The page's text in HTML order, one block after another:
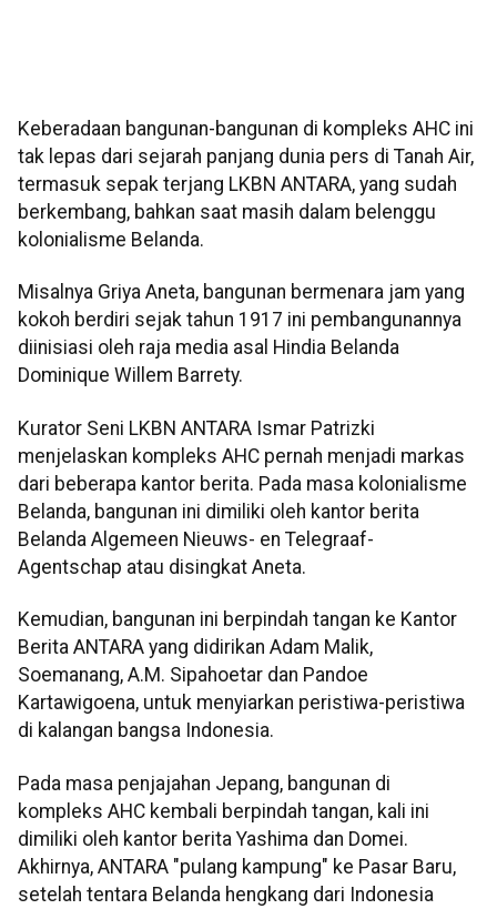
Keberadaan bangunan-bangunan di kompleks AHC ini
tak lepas dari sejarah panjang dunia pers di Tanah Air,
termasuk sepak terjang LKBN ANTARA, yang sudah
berkembang, bahkan saat masih dalam belenggu
kolonialisme Belanda.
Misalnya Griya Aneta, bangunan bermenara jam yang
kokoh berdiri sejak tahun 1917 ini pembangunannya
diinisiasi oleh raja media asal Hindia Belanda
Dominique Willem Barrety.
Kurator Seni LKBN ANTARA Ismar Patrizki
menjelaskan kompleks AHC pernah menjadi markas
dari beberapa kantor berita. Pada masa kolonialisme
Belanda, bangunan ini dimiliki oleh kantor berita
Belanda Algemeen Nieuws- en Telegraaf-
Agentschap atau disingkat Aneta.
Kemudian, bangunan ini berpindah tangan ke Kantor
Berita ANTARA yang didirikan Adam Malik,
Soemanang, A.M. Sipahoetar dan Pandoe
Kartawigoena, untuk menyiarkan peristiwa-peristiwa
di kalangan bangsa Indonesia.
Pada masa penjajahan Jepang, bangunan di
kompleks AHC kembali berpindah tangan, kali ini
dimiliki oleh kantor berita Yashima dan Domei.
Akhirnya, ANTARA "pulang kampung" ke Pasar Baru,
setelah tentara Belanda hengkang dari Indonesia